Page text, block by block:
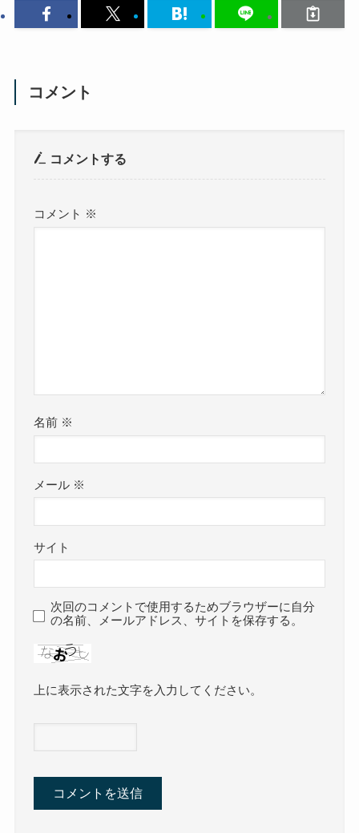
コメント
コメントする
コメント ※
名前 ※
メール ※
サイト
次回のコメントで使用するためブラウザーに自分
の名前、メールアドレス、サイトを保存する。
上に表示された文字を入力してください。